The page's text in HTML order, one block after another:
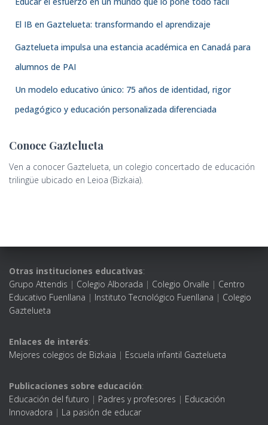
El IB en Gaztelueta: transformando el aprendizaje
Gaztelueta impulsa una estancia académica en Canadá para
alumnos de PAI
Un modelo educativo único: 75 años de identidad, rigor
pedagógico y educación personalizada diferenciada
Conoce Gaztelueta
Ven a conocer Gaztelueta, un colegio concertado de educación
trilingüe ubicado en Leioa (Bizkaia).
Otras instituciones educativas:
Grupo Attendis | Colegio Alborada | Colegio Orvalle | Centro
Educativo Fuenllana | Instituto Tecnológico Fuenllana | Colegio
Gaztelueta
Enlaces de interés:
Mejores colegios de Bizkaia | Escuela infantil Gaztelueta
Publicaciones sobre educación:
Educación del futuro | Padres y profesores | Educación
Innovadora | La pasión de educar